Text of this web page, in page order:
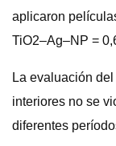
aplicaron
TiO2–Ag–NP =
La evaluación
interiores no se
diferentes